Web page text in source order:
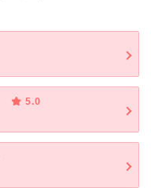
5.0